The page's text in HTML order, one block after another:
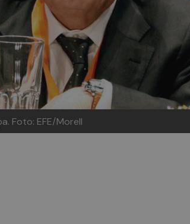
Foto: EFE/Morell